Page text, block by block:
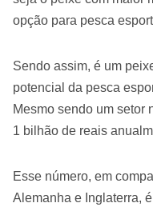
opção para pesca
Sendo assim, é um
potencial da pesca
Mesmo sendo um setor
1 bilhão de reais
Esse número, em
Alemanha e Inglaterra,